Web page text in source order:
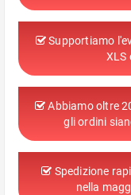
Supportiamo
XLS
Abbiamo oltre
gli ordini
Spedizione
nella